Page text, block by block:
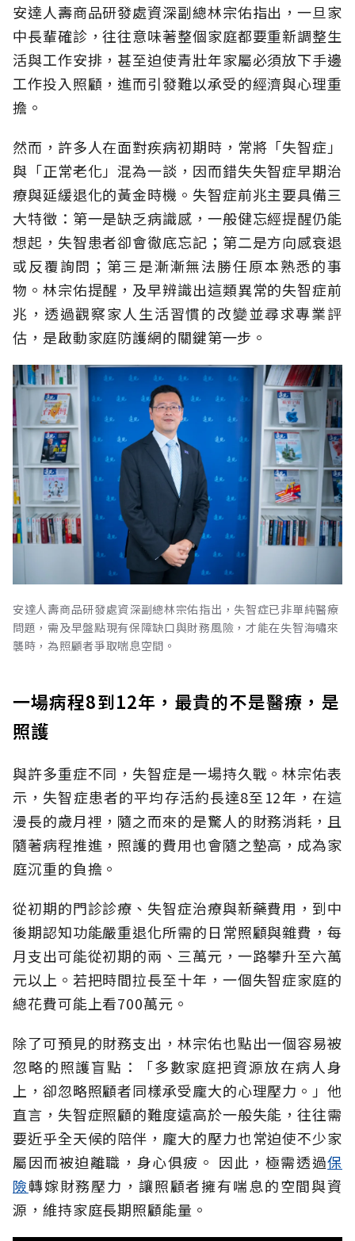
安達人壽商品研發處資深副總林宗佑指出，一旦家
中長輩確診，往往意味著整個家庭都要重新調整生
活與工作安排，甚至迫使青壯年家屬必須放下手邊
工作投入照顧，進而引發難以承受的經濟與心理重
擔。
然而，許多人在面對疾病初期時，常將「失智症」
與「正常老化」混為一談，因而錯失失智症早期治
療與延緩退化的黃金時機。失智症前兆主要具備三
大特徵：第一是缺乏病識感，一般健忘經提醒仍能
想起，失智患者卻會徹底忘記；第二是方向感衰退
或反覆詢問；第三是漸漸無法勝任原本熟悉的事
物。林宗佑提醒，及早辨識出這類異常的失智症前
兆，透過觀察家人生活習慣的改變並尋求專業評
估，是啟動家庭防護網的關鍵第一步。
安達人壽商品研發處資深副總林宗佑指出，失智症已非單純醫療
問題，需及早盤點現有保障缺口與財務風險，才能在失智海嘯來
襲時，為照顧者爭取喘息空間。
一場病程8到12年，最貴的不是醫療，是
照護
與許多重症不同，失智症是一場持久戰。林宗佑表
示，失智症患者的平均存活約長達8至12年，在這
漫長的歲月裡，隨之而來的是驚人的財務消耗，且
隨著病程推進，照護的費用也會隨之墊高，成為家
庭沉重的負擔。
從初期的門診診療、失智症治療與新藥費用，到中
後期認知功能嚴重退化所需的日常照顧與雜費，每
月支出可能從初期的兩、三萬元，一路攀升至六萬
元以上。若把時間拉長至十年，一個失智症家庭的
總花費可能上看700萬元。
除了可預見的財務支出，林宗佑也點出一個容易被
忽略的照護盲點：「多數家庭把資源放在病人身
上，卻忽略照顧者同樣承受龐大的心理壓力。」他
直言，失智症照顧的難度遠高於一般失能，往往需
要近乎全天候的陪伴，龐大的壓力也常迫使不少家
屬因而被迫離職，身心俱疲。 因此，極需透過保
險轉嫁財務壓力，讓照顧者擁有喘息的空間與資
源，維持家庭長期照顧能量。